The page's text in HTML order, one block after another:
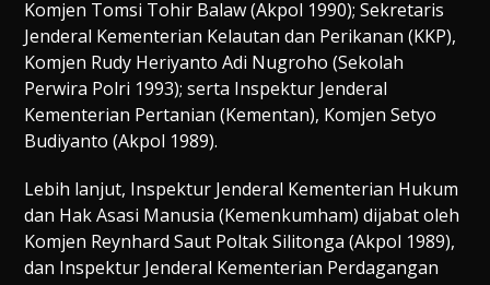
Komjen Tomsi Tohir Balaw (Akpol 1990); Sekretaris
Jenderal Kementerian Kelautan dan Perikanan (KKP),
Komjen Rudy Heriyanto Adi Nugroho (Sekolah
Perwira Polri 1993); serta Inspektur Jenderal
Kementerian Pertanian (Kementan), Komjen Setyo
Budiyanto (Akpol 1989).
Lebih lanjut, Inspektur Jenderal Kementerian Hukum
dan Hak Asasi Manusia (Kemenkumham) dijabat oleh
Komjen Reynhard Saut Poltak Silitonga (Akpol 1989),
dan Inspektur Jenderal Kementerian Perdagangan